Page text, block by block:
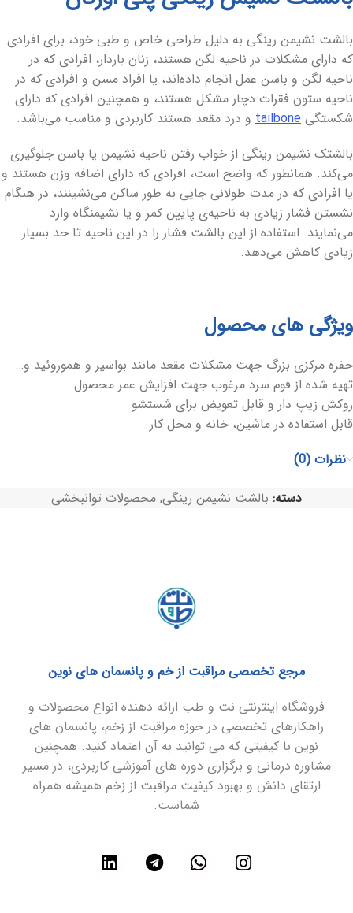
بالشت نشیمن رینگی به دلیل طراحی خاص و طبی خود، برای افرادی
که دارای مشکلات در ناحیه لگن هستند، زنان باردار، افرادی که در
ناحیه لگن و باسن عمل انجام داده‌اند، یا افراد مسن و افرادی که در
ناحیه ستون فقرات دچار مشکل هستند، و همچنین افرادی که دارای
شکستگی tailbone و درد مقعد هستند کاربردی و مناسب می‌باشد.
بالشتک نشیمن رینگی از خواب رفتن ناحیه نشیمن یا باسن جلوگیری
می‌کند. همانطور که واضح است، افرادی که دارای اضافه وزن هستند و
یا افرادی که در مدت طولانی جایی به طور ساکن می‌نشینند، در هنگام
نشستن فشار زیادی به ناحیه‌ی پایین کمر و یا نشیمنگاه وارد
می‌نمایند. استفاده از این بالشت فشار را در این ناحیه تا حد بسیار
زیادی کاهش می‌دهد.
ویژگی های محصول
حفره مرکزی بزرگ جهت مشکلات مقعد مانند بواسیر و هموروئید و…
تهیه شده از فوم سرد مرغوب جهت افزایش عمر محصول
روکش زیپ دار و قابل تعویض برای شستشو
قابل استفاده در ماشین، خانه و محل کار
نظرات (0)
دسته: بالشت نشیمن رینگی, محصولات توانبخشی
مرجع تخصصی مراقبت از خم و پانسمان های نوین
فروشگاه اینترنتی نت و طب ارائه دهنده انواع محصولات و
راهکارهای تخصصی در حوزه مراقبت از زخم، پانسمان های
نوین با کیفیتی که می توانید به آن اعتماد کنید. همچنین
مشاوره درمانی و برگزاری دوره های آموزشی کاربردی، در مسیر
ارتقای دانش و بهبود کیفیت مراقبت از زخم همیشه همراه
شماست.